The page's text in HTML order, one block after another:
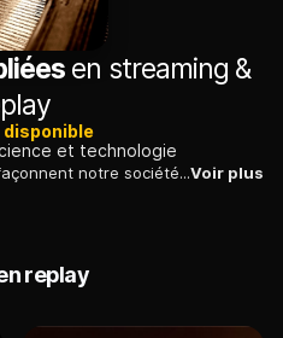
en streaming &
et technologie
De nombreuses inventions qui façonnent notre société moderne prennent leurs racines dans le monde ancien. Certaines relèvent de l'occulte et se perpétuent à travers les générations.Voir plus
replay